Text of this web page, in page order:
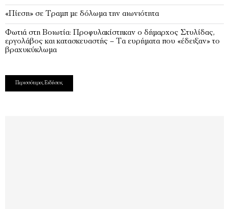
«Πίεση» σε Τραμπ με δόλωμα την αιωνιότητα
Φωτιά στη Βοιωτία: Προφυλακίστηκαν ο δήμαρχος Στυλίδας,
εργολάβος και κατασκευαστής – Τα ευρήματα που «έδειξαν» το
βραχυκύκλωμα
Περισσότερες Ειδήσεις